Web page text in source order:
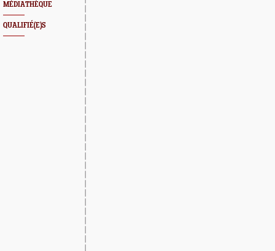
MÉDIATHÈQUE
QUALIFIÉ(E)S